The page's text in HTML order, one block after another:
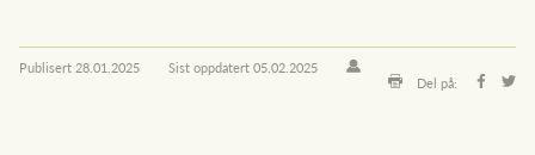
Publisert 28.01.2025 Sist oppdatert05.02.2025
Del på: